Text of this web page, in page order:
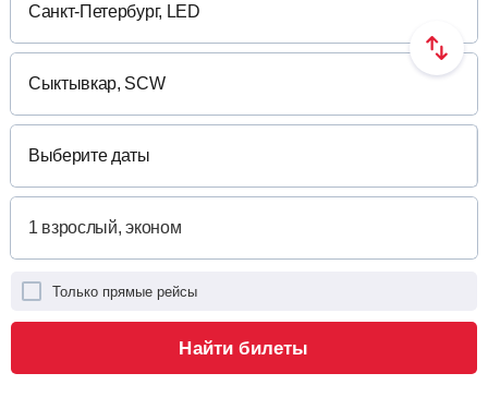
Выберите даты
Только прямые рейсы
Найти билеты